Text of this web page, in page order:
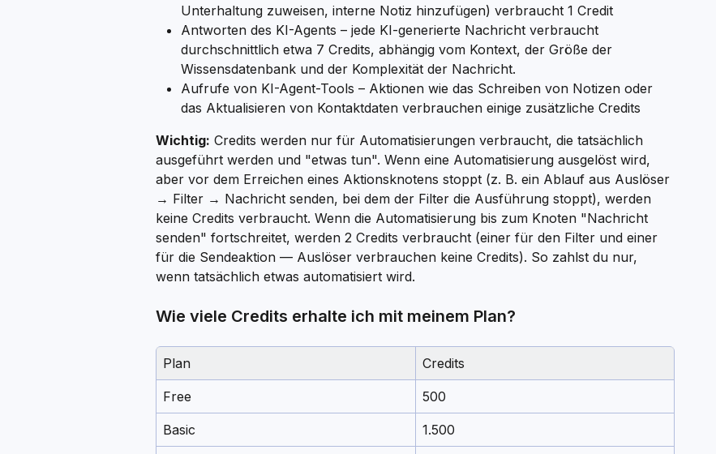
Unterhaltung zuweisen, interne Notiz hinzufügen) verbraucht 1 Credit
Antworten des KI-Agents – jede KI-generierte Nachricht verbraucht
durchschnittlich etwa 7 Credits, abhängig vom Kontext, der Größe der
Wissensdatenbank und der Komplexität der Nachricht.
Aufrufe von KI-Agent-Tools – Aktionen wie das Schreiben von Notizen oder
das Aktualisieren von Kontaktdaten verbrauchen einige zusätzliche Credits
Wichtig: Credits werden nur für Automatisierungen verbraucht, die tatsächlich
ausgeführt werden und "etwas tun". Wenn eine Automatisierung ausgelöst wird,
aber vor dem Erreichen eines Aktionsknotens stoppt (z. B. ein Ablauf aus Auslöser
→ Filter → Nachricht senden, bei dem der Filter die Ausführung stoppt), werden
keine Credits verbraucht. Wenn die Automatisierung bis zum Knoten "Nachricht
senden" fortschreitet, werden 2 Credits verbraucht (einer für den Filter und einer
für die Sendeaktion — Auslöser verbrauchen keine Credits). So zahlst du nur,
wenn tatsächlich etwas automatisiert wird.
Wie viele Credits erhalte ich mit meinem Plan?
Plan Credits
Free 500
Basic 1.500